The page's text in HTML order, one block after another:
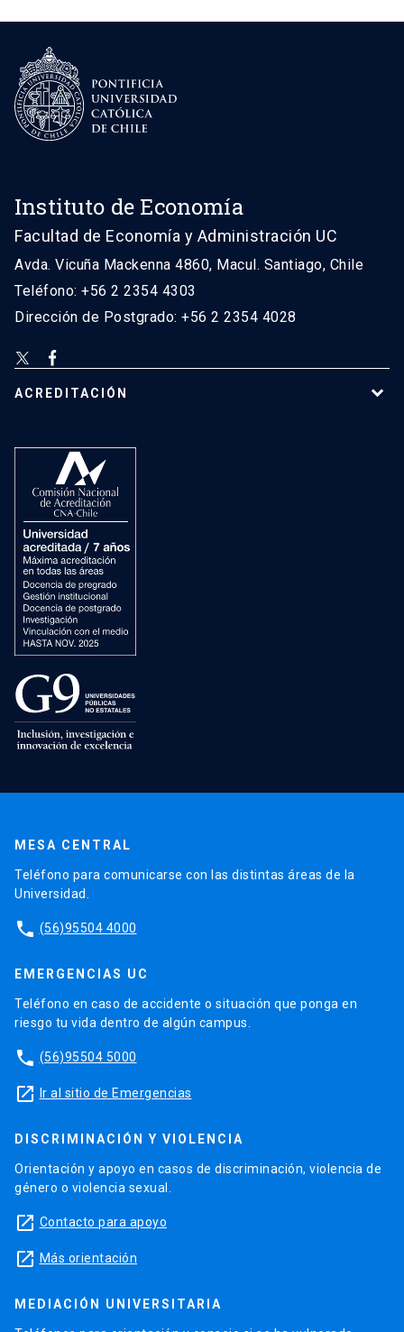
Instituto de Economía
Facultad de Economía y Administración UC
Avda. Vicuña Mackenna 4860, Macul. Santiago, Chile
Teléfono: +56 2 2354 4303
Dirección de Postgrado: +56 2 2354 4028
ACREDITACIÓN
MESA CENTRAL
Teléfono para comunicarse con las distintas áreas de la
Universidad.
phone (56)95504 4000
EMERGENCIAS UC
Teléfono en caso de accidente o situación que ponga en
riesgo tu vida dentro de algún campus.
phone (56)95504 5000
launch Ir al sitio de Emergencias
DISCRIMINACIÓN Y VIOLENCIA
Orientación y apoyo en casos de discriminación, violencia de
género o violencia sexual.
launch Contacto para apoyo
launch Más orientación
MEDIACIÓN UNIVERSITARIA